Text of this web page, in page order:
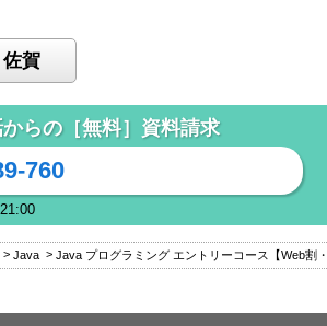
佐賀
らの［無料］資料請求
760
Java Java プログラミング エントリーコース【Web割